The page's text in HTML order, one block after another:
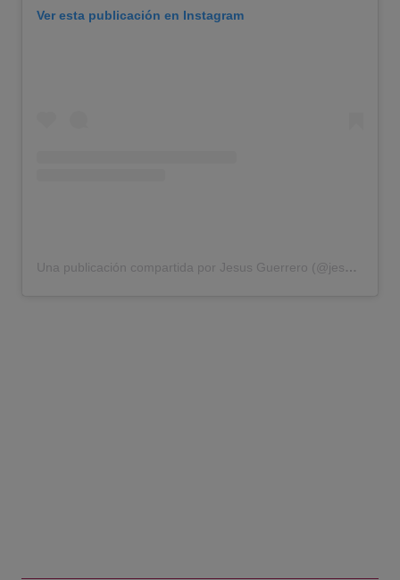
Ver esta publicación en Instagram
Una publicación compartida por Jesus Guerrero (@jesushair)